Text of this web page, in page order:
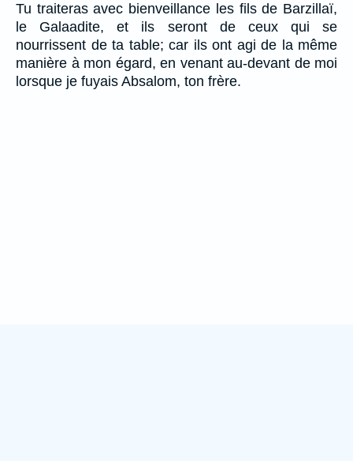
Tu traiteras avec bienveillance les fils de Barzillaï,
le Galaadite, et ils seront de ceux qui se
nourrissent de ta table; car ils ont agi de la même
manière à mon égard, en venant au-devant de moi
lorsque je fuyais Absalom, ton frère.